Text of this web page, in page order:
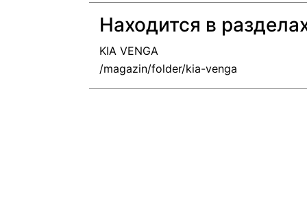
Находится в
KIA VENGA